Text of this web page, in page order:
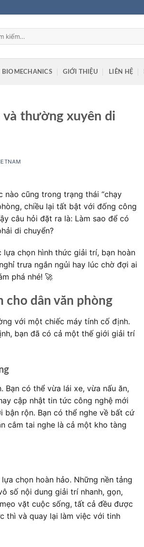
BIOMECHANICS GIỚI THIỆU LIÊN HỆ
thường xuyên di
nào cũng trong trạng thái “chạy
chiều lại tất bật với đống công
câu hỏi đặt ra là: Làm sao để có
di chuyển?
chọn hình thức giải trí, bạn hoàn
trưa ngắn ngủi hay lúc chờ đợi ai
phá nhé! 🚀
cho dân văn phòng
với một chiếc máy tính cố định.
bạn đã có cả một thế giới giải trí
Bạn có thể vừa lái xe, vừa nấu ăn,
cập nhật tin tức công nghệ mới
rộn. Bạn có thể nghe về bất cứ
cắm tai nghe là cả một kho tàng
chọn hoàn hảo. Những nền tảng
số nội dung giải trí nhanh, gọn,
vặt cuộc sống, tất cả đều được
thì và quay lại làm việc với tinh